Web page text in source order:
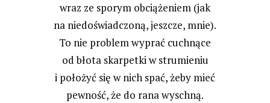
wraz ze sporym obciążeniem (jak
na niedoświadczoną, jeszcze, mnie).
To nie problem wyprać cuchnące
od błota skarpetki w strumieniu
i położyć się w nich spać, żeby mieć
pewność, że do rana wyschną.